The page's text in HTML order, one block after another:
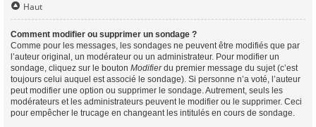
Haut
Comment modifier ou supprimer un sondage ?
Comme pour les messages, les sondages ne peuvent être modifiés que par
l’auteur original, un modérateur ou un administrateur. Pour modifier un
sondage, cliquez sur le bouton Modifierdu premier message du sujet (c’est
toujours celui auquel est associé le sondage). Si personne n’a voté, l’auteur
peut modifier une option ou supprimer le sondage. Autrement, seuls les
modérateurs et les administrateurs peuvent le modifier ou le supprimer. Ceci
pour empêcher le trucage en changeant les intitulés en cours de sondage.